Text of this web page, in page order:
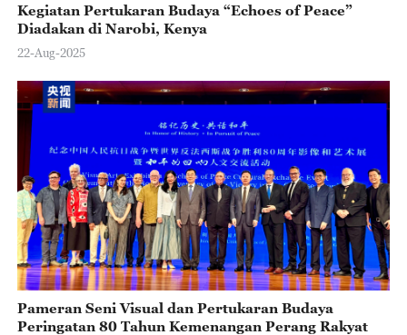
Kegiatan Pertukaran Budaya “Echoes of Peace”
Diadakan di Narobi, Kenya
22-Aug-2025
Pameran Seni Visual dan Pertukaran Budaya
Peringatan 80 Tahun Kemenangan Perang Rakyat